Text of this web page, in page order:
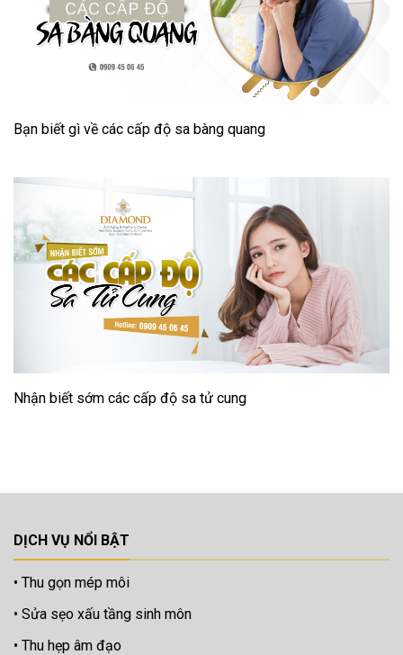
Bạn biết gì về các cấp độ sa bàng quang
Nhận biết sớm các cấp độ sa tử cung
DỊCH VỤ NỔI BẬT
Thu gọn mép môi
Sửa sẹo xấu tầng sinh môn
Thu hẹp âm đạo